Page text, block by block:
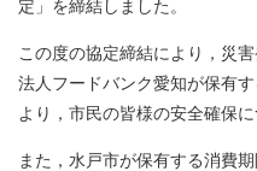
定」を締結しました。
この度の協定締結により，災
法人フードバンク愛知が保有
より，市民の皆様の安全確保に
また，水戸市が保有する消費